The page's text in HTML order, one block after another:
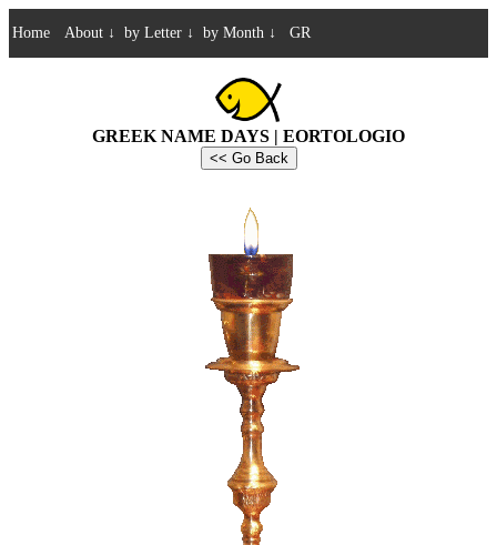
Home About ↓ by Letter ↓ by Month ↓ GR
GREEK NAME DAYS | EORTOLOGIO
<< Go Back